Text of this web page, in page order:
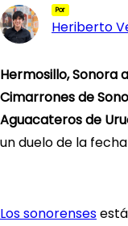
Por
Heriberto
Hermosillo, Sonora
Cimarrones de
Aguacateros de
un duelo de la fecha
Los sonorenses